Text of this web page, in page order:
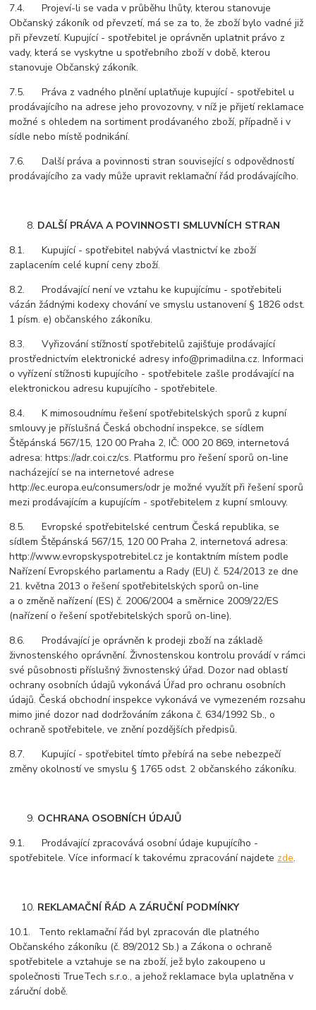
7.4. Projeví-li se vada v průběhu lhůty, kterou stanovuje
Občanský zákoník od převzetí, má se za to, že zboží bylo vadné již
při převzetí. Kupující - spotřebitel je oprávněn uplatnit právo z
vady, která se vyskytne u spotřebního zboží v době, kterou
stanovuje Občanský zákoník.
7.5. Práva z vadného plnění uplatňuje kupující - spotřebitel u
prodávajícího na adrese jeho provozovny, v níž je přijetí reklamace
možné s ohledem na sortiment prodávaného zboží, případně i v
sídle nebo místě podnikání.
7.6. Další práva a povinnosti stran související s odpovědností
prodávajícího za vady může upravit reklamační řád prodávajícího.
DALŠÍ PRÁVA A POVINNOSTI SMLUVNÍCH STRAN
8.1. Kupující - spotřebitel nabývá vlastnictví ke zboží
zaplacením celé kupní ceny zboží.
8.2. Prodávající není ve vztahu ke kupujícímu - spotřebiteli
vázán žádnými kodexy chování ve smyslu ustanovení § 1826 odst.
1 písm. e) občanského zákoníku.
8.3. Vyřizování stížností spotřebitelů zajišťuje prodávající
prostřednictvím elektronické adresy info@primadilna.cz. Informaci
o vyřízení stížnosti kupujícího - spotřebitele zašle prodávající na
elektronickou adresu kupujícího - spotřebitele.
8.4. K mimosoudnímu řešení spotřebitelských sporů z kupní
smlouvy je příslušná Česká obchodní inspekce, se sídlem
Štěpánská 567/15, 120 00 Praha 2, IČ: 000 20 869, internetová
adresa: https://adr.coi.cz/cs. Platformu pro řešení sporů on-line
nacházející se na internetové adrese
http://ec.europa.eu/consumers/odr je možné využít při řešení sporů
mezi prodávajícím a kupujícím - spotřebitelem z kupní smlouvy.
8.5. Evropské spotřebitelské centrum Česká republika, se
sídlem Štěpánská 567/15, 120 00 Praha 2, internetová adresa:
http://www.evropskyspotrebitel.cz je kontaktním místem podle
Nařízení Evropského parlamentu a Rady (EU) č. 524/2013 ze dne
21. května 2013 o řešení spotřebitelských sporů on-line
a o změně nařízení (ES) č. 2006/2004 a směrnice 2009/22/ES
(nařízení o řešení spotřebitelských sporů on-line).
8.6. Prodávající je oprávněn k prodeji zboží na základě
živnostenského oprávnění. Živnostenskou kontrolu provádí v rámci
své působnosti příslušný živnostenský úřad. Dozor nad oblastí
ochrany osobních údajů vykonává Úřad pro ochranu osobních
údajů. Česká obchodní inspekce vykonává ve vymezeném rozsahu
mimo jiné dozor nad dodržováním zákona č. 634/1992 Sb., o
ochraně spotřebitele, ve znění pozdějších předpisů.
8.7. Kupující - spotřebitel tímto přebírá na sebe nebezpečí
změny okolností ve smyslu § 1765 odst. 2 občanského zákoníku.
OCHRANA OSOBNÍCH ÚDAJŮ
9.1. Prodávající zpracovává osobní údaje kupujícího -
spotřebitele. Více informací k takovému zpracování najdete zde.
REKLAMAČNÍ ŘÁD A ZÁRUČNÍ PODMÍNKY
10.1. Tento reklamační řád byl zpracován dle platného
Občanského zákoníku (č. 89/2012 Sb.) a Zákona o ochraně
spotřebitele a vztahuje se na zboží, jež bylo zakoupeno u
společnosti TrueTech s.r.o., a jehož reklamace byla uplatněna v
záruční době.